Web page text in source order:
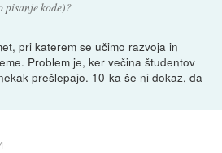
pisanje kode)?
pri katerem se učimo razvoja in
Problem je, ker večina študentov
prešlepajo. 10-ka še ni dokaz, da